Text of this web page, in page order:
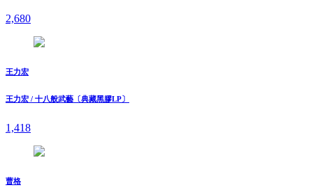
2,680
王力宏
王力宏 / 十八般武藝〔典藏黑膠LP〕
1,418
曹格